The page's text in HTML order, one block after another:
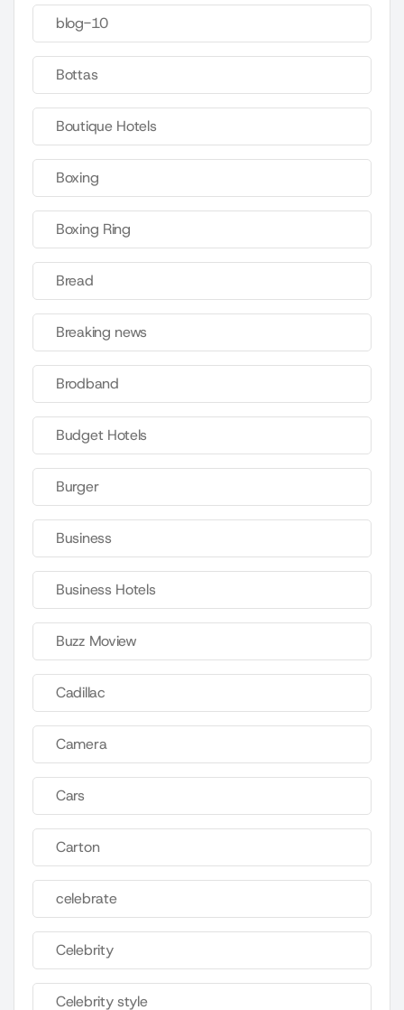
blog-10
Bottas
Boutique Hotels
Boxing
Boxing Ring
Bread
Breaking news
Brodband
Budget Hotels
Burger
Business
Business Hotels
Buzz Moview
Cadillac
Camera
Cars
Carton
celebrate
Celebrity
Celebrity style